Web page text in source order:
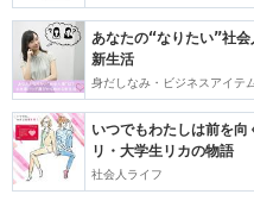
あなたの“なりたい”社
新生活
身だしなみ・ビジネスアイテ
いつでもわたしは前を
リ・大学生リカの物語
社会人ライフ